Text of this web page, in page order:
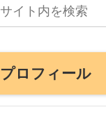
プロフィール